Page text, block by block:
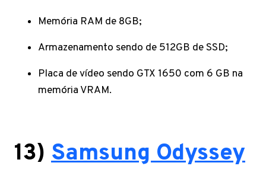
Memória RAM de 8GB;
Armazenamento sendo de 512GB de SSD;
Placa de vídeo sendo GTX 1650 com 6 GB na
memória VRAM.
13) Samsung Odyssey